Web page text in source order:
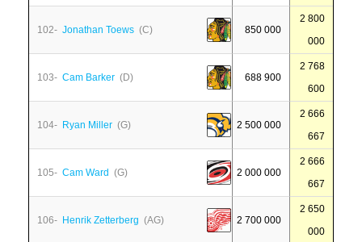
102- Jonathan Toews (C) 850 000
2 800
000
103- Cam Barker (D) 688 900
2 768
600
104- Ryan Miller (G) 2 500 000
2 666
667
105- Cam Ward (G) 2 000 000
2 666
667
106- Henrik Zetterberg (AG) 2 700 000
2 650
000